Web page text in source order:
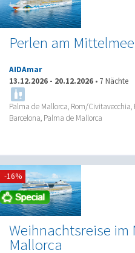
Perlen am
AIDAmar
13.12.2026 - 20.12.2026 • 7 Nächte
Palma de Mallorca, Rom/
Barcelona, Palma de Mallorca
Weihnachtsreise im
Mallorca
-16%